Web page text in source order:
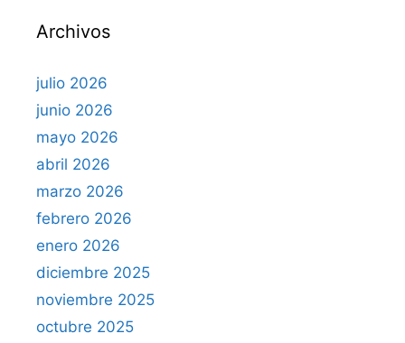
:
Archivos
julio 2026
junio 2026
mayo 2026
abril 2026
marzo 2026
febrero 2026
enero 2026
diciembre 2025
noviembre 2025
octubre 2025